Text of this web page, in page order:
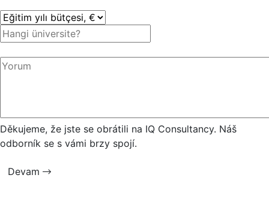
Děkujeme, že jste se obrátili na IQ Consultancy. Náš
odborník se s vámi brzy spojí.
Devam